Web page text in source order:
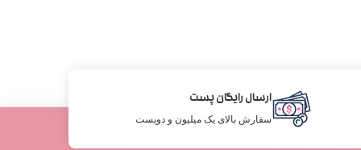
ارسال رایگان پست
سفارش بالای یک میلیون و دویست